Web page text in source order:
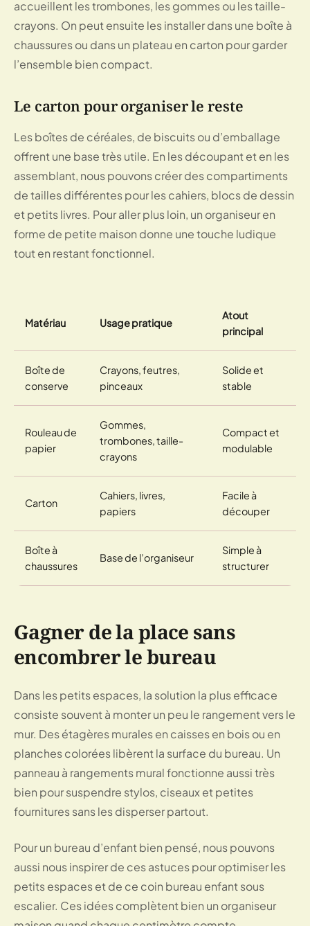
accueillent les trombones, les gommes ou les taille-
crayons. On peut ensuite les installer dans une boîte à
chaussures ou dans un plateau en carton pour garder
l’ensemble bien compact.
Le carton pour organiser le reste
Les boîtes de céréales, de biscuits ou d’emballage
offrent une base très utile. En les découpant et en les
assemblant, nous pouvons créer des compartiments
de tailles différentes pour les cahiers, blocs de dessin
et petits livres. Pour aller plus loin, un organiseur en
forme de petite maison donne une touche ludique
tout en restant fonctionnel.
Matériau Usage pratique
Atout
principal
Boîte de
conserve
Crayons, feutres,
pinceaux
Solide et
stable
Rouleau de
papier
Gommes,
trombones, taille-
crayons
Compact et
modulable
Carton
Cahiers, livres,
papiers
Facile à
découper
Boîte à
chaussures
Base de l’organiseur
Simple à
structurer
Gagner de la place sans
encombrer le bureau
Dans les petits espaces, la solution la plus efficace
consiste souvent à monter un peu le rangement vers le
mur. Des étagères murales en caisses en bois ou en
planches colorées libèrent la surface du bureau. Un
panneau à rangements mural fonctionne aussi très
bien pour suspendre stylos, ciseaux et petites
fournitures sans les disperser partout.
Pour un bureau d’enfant bien pensé, nous pouvons
aussi nous inspirer de ces astuces pour optimiser les
petits espaceset de ce coin bureau enfant sous
escalier. Ces idées complètent bien un organiseur